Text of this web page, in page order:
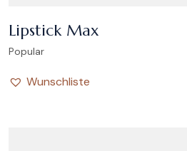
Lipstick Max
Popular
Wunschliste